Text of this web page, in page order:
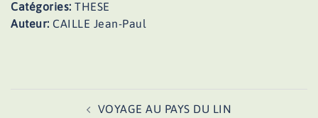
Catégories: THESE
Auteur: CAILLE Jean-Paul
VOYAGE AU PAYS DU LIN